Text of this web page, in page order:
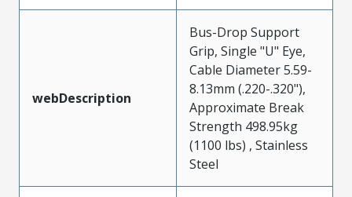
webDescription
Bus-Drop Support
Grip, Single "U" Eye,
Cable Diameter 5.59-
8.13mm (.220-.320"),
Approximate Break
Strength 498.95kg
(1100 lbs) , Stainless
Steel